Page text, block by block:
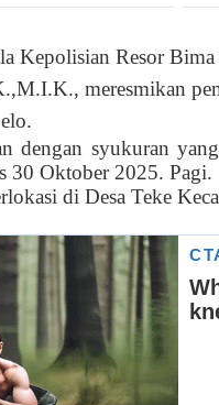
Kepolisian Resor
meresmikan
dengan syukuran
30 Oktober 2025. Pagi.
di Desa Teke